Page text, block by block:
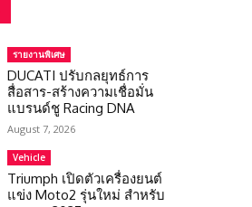
รายงานพิเศษ
DUCATI ปรับกลยุทธ์การ
สื่อสาร-สร้างความเชื่อมั่น
แบรนด์ชู Racing DNA
August 7, 2026
Vehicle
Triumph เปิดตัวเครื่องยนต์
แข่ง Moto2 รุ่นใหม่ สำหรับ